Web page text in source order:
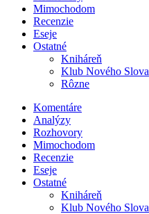
Mimochodom
Recenzie
Eseje
Ostatné
Kniháreň
Klub Nového Slova
Rôzne
Komentáre
Analýzy
Rozhovory
Mimochodom
Recenzie
Eseje
Ostatné
Kniháreň
Klub Nového Slova